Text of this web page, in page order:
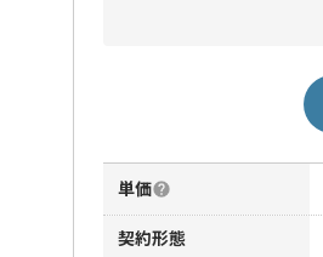
単価
契約形態